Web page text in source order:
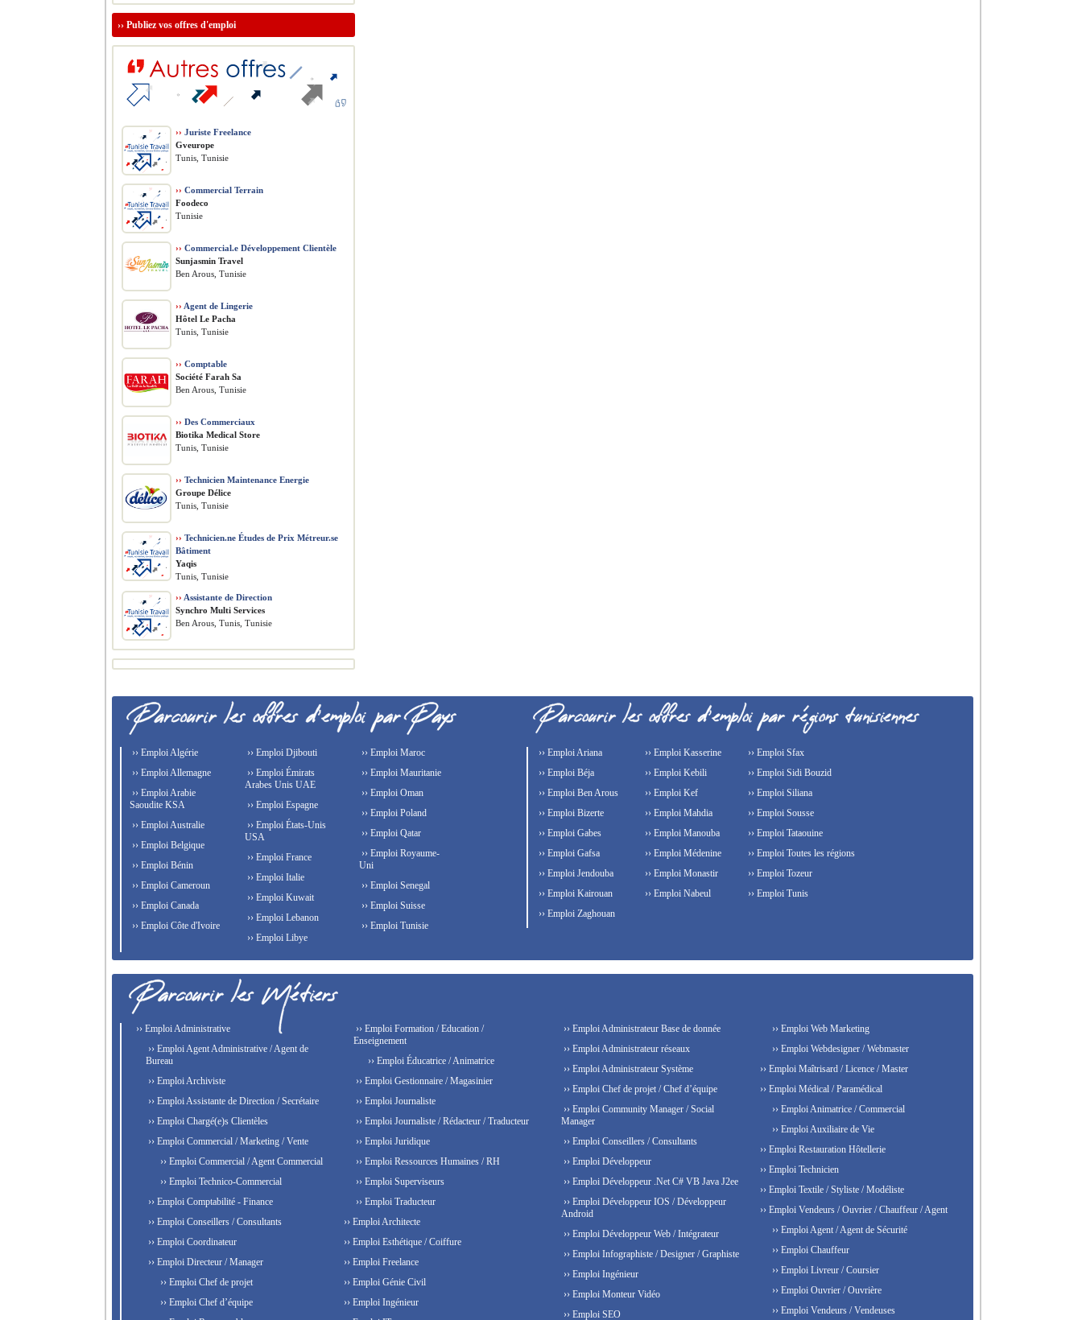
›› Publiez vos offres d'emploi
›› Juriste Freelance
Gveurope
Tunis, Tunisie
›› Commercial Terrain
Foodeco
Tunisie
›› Commercial.e Développement Clientèle
Sunjasmin Travel
Ben Arous, Tunisie
›› Agent de Lingerie
Hôtel Le Pacha
Tunis, Tunisie
›› Comptable
Société Farah Sa
Ben Arous, Tunisie
›› Des Commerciaux
Biotika Medical Store
Tunis, Tunisie
›› Technicien Maintenance Energie
Groupe Délice
Tunis, Tunisie
›› Technicien.ne Études de Prix Métreur.se
Bâtiment
Yaqis
Tunis, Tunisie
›› Assistante de Direction
Synchro Multi Services
Ben Arous, Tunis, Tunisie
›› Emploi Algérie
›› Emploi Allemagne
›› Emploi Arabie
Saoudite KSA
›› Emploi Australie
›› Emploi Belgique
›› Emploi Bénin
›› Emploi Cameroun
›› Emploi Canada
›› Emploi Côte d'Ivoire
›› Emploi Djibouti
›› Emploi Émirats
Arabes Unis UAE
›› Emploi Espagne
›› Emploi États-Unis
USA
›› Emploi France
›› Emploi Italie
›› Emploi Kuwait
›› Emploi Lebanon
›› Emploi Libye
›› Emploi Maroc
›› Emploi Mauritanie
›› Emploi Oman
›› Emploi Poland
›› Emploi Qatar
›› Emploi Royaume-
Uni
›› Emploi Senegal
›› Emploi Suisse
›› Emploi Tunisie
›› Emploi Ariana
›› Emploi Béja
›› Emploi Ben Arous
›› Emploi Bizerte
›› Emploi Gabes
›› Emploi Gafsa
›› Emploi Jendouba
›› Emploi Kairouan
›› Emploi Kasserine
›› Emploi Kebili
›› Emploi Kef
›› Emploi Mahdia
›› Emploi Manouba
›› Emploi Médenine
›› Emploi Monastir
›› Emploi Nabeul
›› Emploi Sfax
›› Emploi Sidi Bouzid
›› Emploi Siliana
›› Emploi Sousse
›› Emploi Tataouine
›› Emploi Toutes les régions
›› Emploi Tozeur
›› Emploi Tunis
›› Emploi Zaghouan
›› Emploi Administrative
›› Emploi Agent Administrative / Agent de
Bureau
›› Emploi Archiviste
›› Emploi Assistante de Direction / Secrétaire
›› Emploi Chargé(e)s Clientèles
›› Emploi Commercial / Marketing / Vente
›› Emploi Commercial / Agent Commercial
›› Emploi Technico-Commercial
›› Emploi Comptabilité - Finance
›› Emploi Conseillers / Consultants
›› Emploi Coordinateur
›› Emploi Directeur / Manager
›› Emploi Chef de projet
›› Emploi Chef d’équipe
›› Emploi Formation / Education /
Enseignement
›› Emploi Éducatrice / Animatrice
›› Emploi Gestionnaire / Magasinier
›› Emploi Journaliste
›› Emploi Journaliste / Rédacteur / Traducteur
›› Emploi Juridique
›› Emploi Ressources Humaines / RH
›› Emploi Superviseurs
›› Emploi Traducteur
›› Emploi Architecte
›› Emploi Esthétique / Coiffure
›› Emploi Freelance
›› Emploi Génie Civil
›› Emploi Ingénieur
›› Emploi Administrateur Base de donnée
›› Emploi Administrateur réseaux
›› Emploi Administrateur Système
›› Emploi Chef de projet / Chef d’équipe
›› Emploi Community Manager / Social
Manager
›› Emploi Conseillers / Consultants
›› Emploi Développeur
›› Emploi Développeur .Net C# VB Java J2ee
›› Emploi Développeur IOS / Développeur
Android
›› Emploi Développeur Web / Intégrateur
›› Emploi Infographiste / Designer / Graphiste
›› Emploi Ingénieur
›› Emploi Monteur Vidéo
›› Emploi SEO
›› Emploi Web Marketing
›› Emploi Webdesigner / Webmaster
›› Emploi Maîtrisard / Licence / Master
›› Emploi Médical / Paramédical
›› Emploi Animatrice / Commercial
›› Emploi Auxiliaire de Vie
›› Emploi Restauration Hôtellerie
›› Emploi Technicien
›› Emploi Textile / Styliste / Modéliste
›› Emploi Vendeurs / Ouvrier / Chauffeur / Agent
›› Emploi Agent / Agent de Sécurité
›› Emploi Chauffeur
›› Emploi Livreur / Coursier
›› Emploi Ouvrier / Ouvrière
›› Emploi Vendeurs / Vendeuses